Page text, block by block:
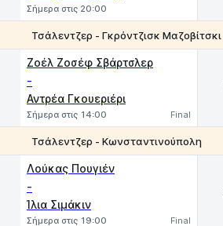
Σήμερα στις 20:00
Τσάλεντζερ - Γκρόντζισκ Μαζοβίτσκι
Ζοέλ Ζοσέφ Σβάρτσλερ
-
Αντρέα Γκουεριέρι
Σήμερα στις 14:00 Final
Τσάλεντζερ - Κωνσταντινούπολη
Λούκας Πουγιέν
-
Ίλια Σιμάκιν
Σήμερα στις 19:00 Final